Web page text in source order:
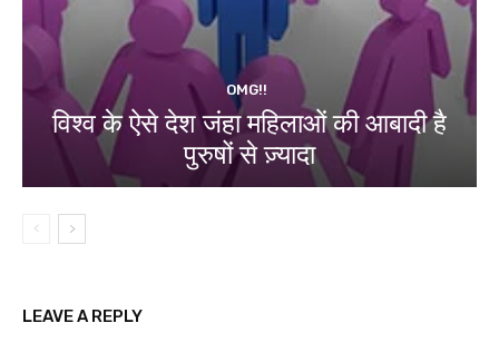
OMG!!
विश्व के ऐसे देश जंहा महिलाओं की आबादी है
पुरुषों से ज़्यादा
LEAVE A REPLY